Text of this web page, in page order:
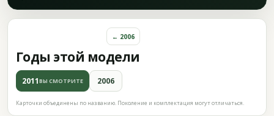
Годы этой модели
← 2006
2011ВЫ СМОТРИТЕ 2006
Карточки объединены по названию. Поколение и комплектация могут отличаться.